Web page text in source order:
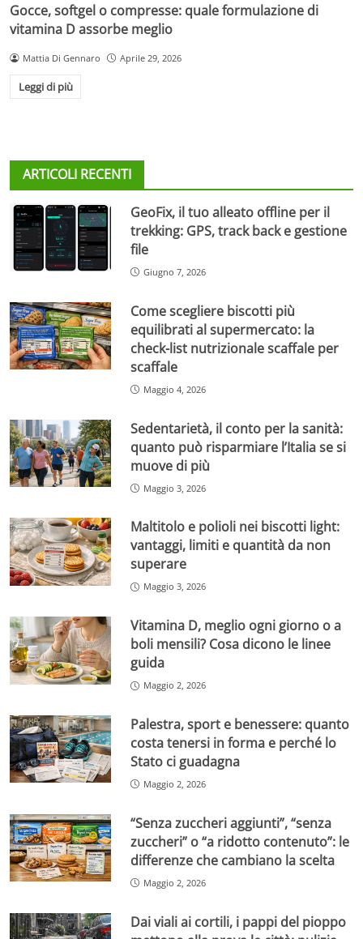
Gocce, softgel o compresse: quale formulazione di
vitamina D assorbe meglio
Mattia Di Gennaro Aprile 29, 2026
Leggi di più
ARTICOLI RECENTI
GeoFix, il tuo alleato offline per il
trekking: GPS, track back e gestione
file
Giugno 7, 2026
Come scegliere biscotti più
equilibrati al supermercato: la
check-list nutrizionale scaffale per
scaffale
Maggio 4, 2026
Sedentarietà, il conto per la sanità:
quanto può risparmiare l’Italia se si
muove di più
Maggio 3, 2026
Maltitolo e polioli nei biscotti light:
vantaggi, limiti e quantità da non
superare
Maggio 3, 2026
Vitamina D, meglio ogni giorno o a
boli mensili? Cosa dicono le linee
guida
Maggio 2, 2026
Palestra, sport e benessere: quanto
costa tenersi in forma e perché lo
Stato ci guadagna
Maggio 2, 2026
“Senza zuccheri aggiunti”, “senza
zuccheri” o “a ridotto contenuto”: le
differenze che cambiano la scelta
Maggio 2, 2026
Dai viali ai cortili, i pappi del pioppo